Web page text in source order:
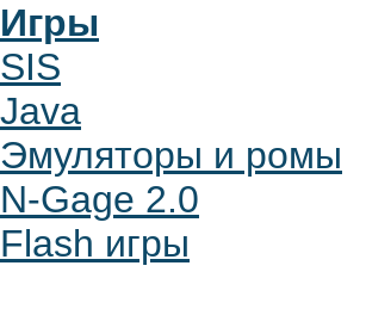
Игры
SIS
Java
Эмуляторы и ромы
N-Gage 2.0
Flash игры